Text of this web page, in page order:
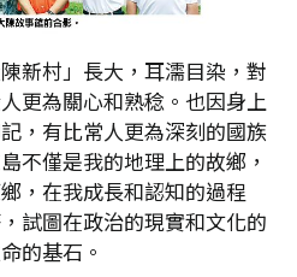
新村」長大，耳濡目染，對
更為關心和熟稔。也因身上
，有比常人更為深刻的國族
不僅是我的地理上的故鄉，
，在我成長和認知的過程
試圖在政治的現實和文化的
的基石。